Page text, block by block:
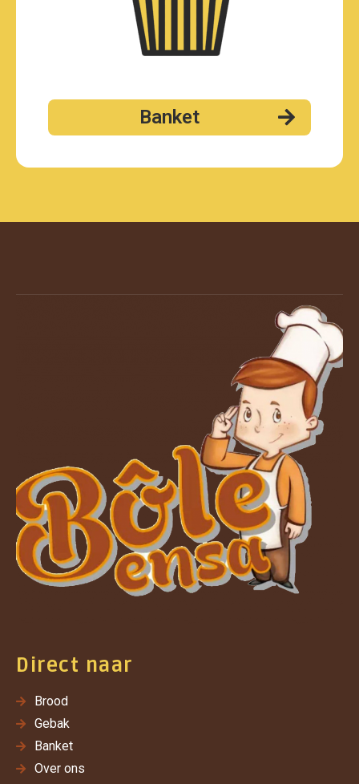
Banket
Direct naar
Brood
Gebak
Banket
Over ons